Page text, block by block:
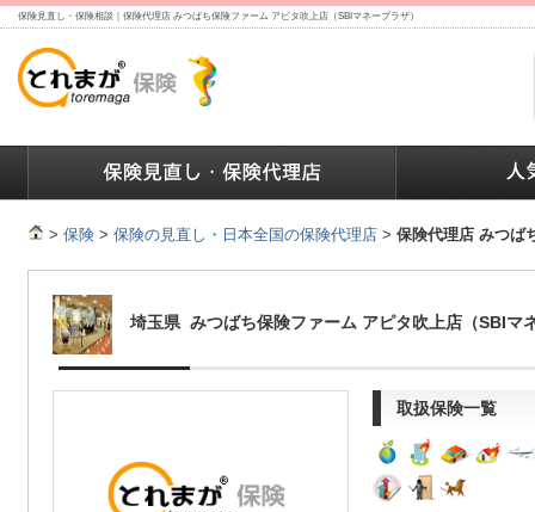
保険見直し・保険相談｜保険代理店 みつばち保険ファーム アピタ吹上店（SBIマネープラザ）
> 保険 > 保険の見直し・日本全国の保険代理店 > 保険代理店 みつば
埼玉県 みつばち保険ファーム アピタ吹上店（SBIマ
取扱保険一覧